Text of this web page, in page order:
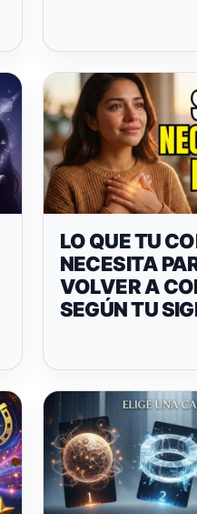
LO QUE TU
NECESITA
VOLVER A
SEGÚN TU